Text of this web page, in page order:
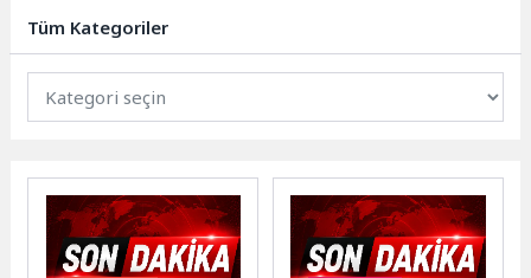
dönüşüyor....
Tüm Kategoriler